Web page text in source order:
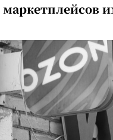
маркетплейсов